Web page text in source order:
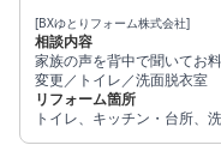
[BXゆとりフォーム株式会社]
相談内容
家族の声を背中で聞いてお
変更／トイレ／洗面脱衣室
リフォーム箇所
トイレ、キッチン・台所、